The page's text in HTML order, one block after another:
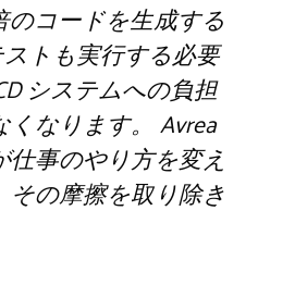
のコードを生成する
トも実行する必要
システムへの負担
なります。 Avrea
仕事のやり方を変え
その摩擦を取り除き